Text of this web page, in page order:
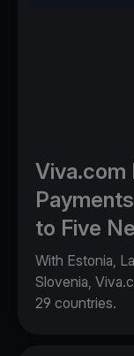
Viva.com
to Five
With Estonia,
Slovenia,
29 countries.